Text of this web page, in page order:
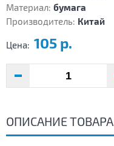
Материал: бумага
Производитель: Китай
Цена: 105 р.
ОПИСАНИЕ ТОВАРА